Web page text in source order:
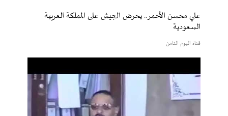
علي محسن الأحمر.. يحرض الجيش على المملكة العربية
السعودية
قناة اليوم الثامن